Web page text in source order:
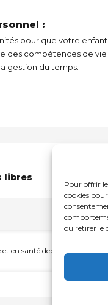
Pour offrir
cookies
ou retirer le
:
pour que votre
des compétences de vie
gestion du temps.
libres
santé depuis le 21